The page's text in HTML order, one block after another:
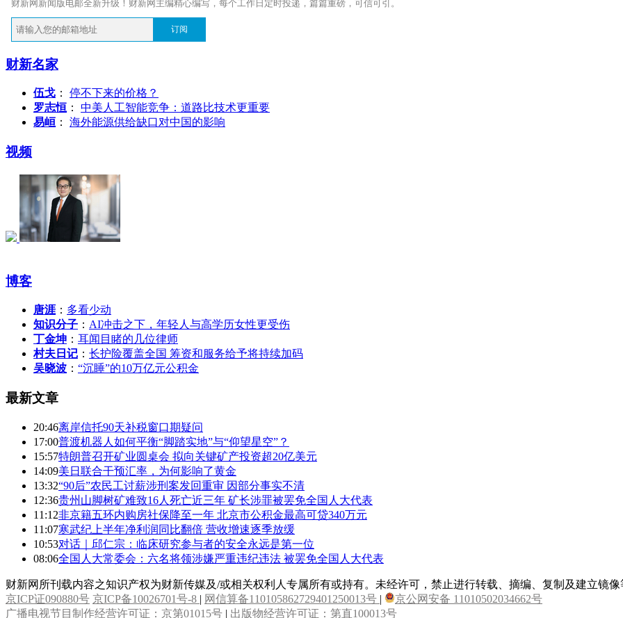
财新网新闻版电邮全新升级！财新网主编精心编写，每个工作日定时投递，篇篇重磅，可信可引。
订阅
财新名家
伍戈 ： 停不下来的价格？
罗志恒 ： 中美人工智能竞争：道路比技术更重要
易峘 ： 海外能源供给缺口对中国的影响
视频
博客
唐涯 ： 多看少动
知识分子 ： AI冲击之下，年轻人与高学历女性更受伤
丁金坤 ： 耳闻目睹的几位律师
村夫日记 ： 长护险覆盖全国 筹资和服务给予将持续加码
吴晓波 ： “沉睡”的10万亿元公积金
最新文章
20:46离岸信托90天补税窗口期疑问
17:00普渡机器人如何平衡“脚踏实地”与“仰望星空”？
15:57特朗普召开矿业圆桌会 拟向关键矿产投资超20亿美元
14:09美日联合干预汇率，为何影响了黄金
13:32“90后”农民工讨薪涉刑案发回重审 因部分事实不清
12:36贵州山脚树矿难致16人死亡近三年 矿长涉罪被罢免全国人大代表
11:12非京籍五环内购房社保降至一年 北京市公积金最高可贷340万元
11:07寒武纪上半年净利润同比翻倍 营收增速逐季放缓
10:53对话｜邱仁宗：临床研究参与者的安全永远是第一位
08:06全国人大常委会：六名将领涉嫌严重违纪违法 被罢免全国人大代表
财新网所刊载内容之知识产权为财新传媒及/或相关权利人专属所有或持有。未经许可，禁止进行转载、摘编、复制及建立镜
京ICP证090880号 京ICP备10026701号-8 | 网信算备110105862729401250013号 |
京公网安备 11010502034662号
广播电视节目制作经营许可证：京第01015号 | 出版物经营许可证：第直100013号